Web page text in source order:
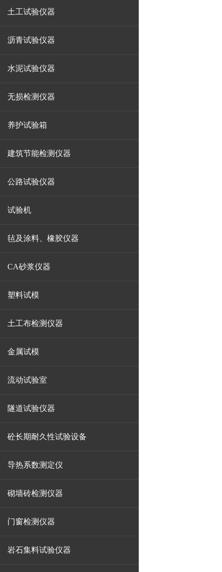
土工试验仪器
沥青试验仪器
水泥试验仪器
无损检测仪器
养护试验箱
建筑节能检测仪器
公路试验仪器
试验机
毡及涂料、橡胶仪器
CA砂浆仪器
塑料试模
土工布检测仪器
金属试模
流动试验室
隧道试验仪器
砼长期耐久性试验设备
导热系数测定仪
砌墙砖检测仪器
门窗检测仪器
岩石集料试验仪器